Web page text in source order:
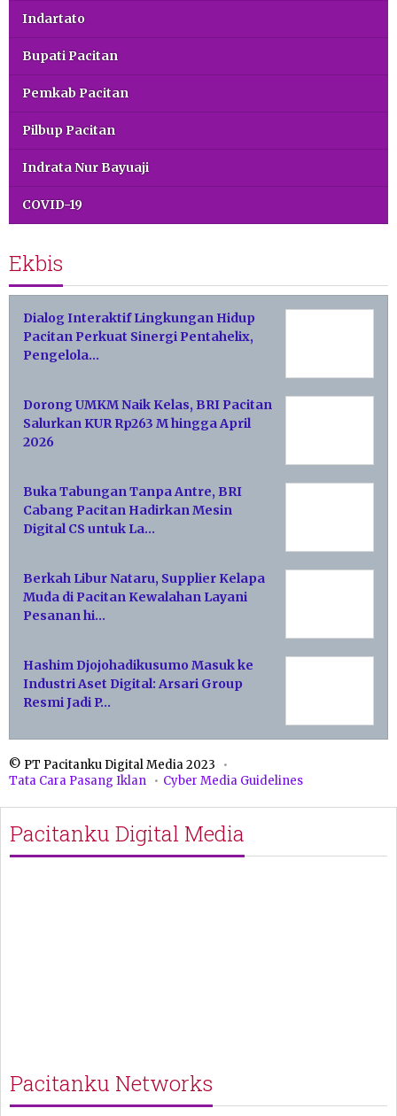
Indartato
Bupati Pacitan
Pemkab Pacitan
Pilbup Pacitan
Indrata Nur Bayuaji
COVID-19
Ekbis
Dialog Interaktif Lingkungan Hidup
Pacitan Perkuat Sinergi Pentahelix,
Pengelola…
Dorong UMKM Naik Kelas, BRI Pacitan
Salurkan KUR Rp263 M hingga April
2026
Buka Tabungan Tanpa Antre, BRI
Cabang Pacitan Hadirkan Mesin
Digital CS untuk La…
Berkah Libur Nataru, Supplier Kelapa
Muda di Pacitan Kewalahan Layani
Pesanan hi…
Hashim Djojohadikusumo Masuk ke
Industri Aset Digital: Arsari Group
Resmi Jadi P…
© PT Pacitanku Digital Media 2023
Tata Cara Pasang Iklan
Cyber Media Guidelines
Pacitanku Digital Media
Pacitanku Networks